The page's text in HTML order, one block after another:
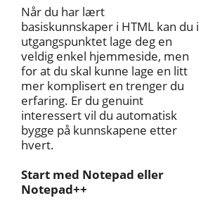
Når du har lært
basiskunnskaper i HTML kan du i
utgangspunktet lage deg en
veldig enkel hjemmeside, men
for at du skal kunne lage en litt
mer komplisert en trenger du
erfaring. Er du genuint
interessert vil du automatisk
bygge på kunnskapene etter
hvert.
Start med Notepad eller
Notepad++